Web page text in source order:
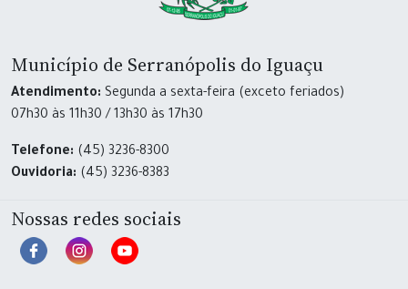
Município de Serranópolis do Iguaçu
Atendimento: Segunda a sexta-feira (exceto feriados)
07h30 às 11h30 / 13h30 às 17h30
Telefone: (45) 3236-8300
Ouvidoria: (45) 3236-8383
Nossas redes sociais